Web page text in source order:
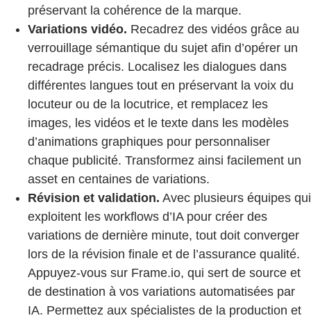
préservant la cohérence de la marque.
Variations vidéo. Recadrez des vidéos grâce au
verrouillage sémantique du sujet afin d’opérer un
recadrage précis. Localisez les dialogues dans
différentes langues tout en préservant la voix du
locuteur ou de la locutrice, et remplacez les
images, les vidéos et le texte dans les modèles
d’animations graphiques pour personnaliser
chaque publicité. Transformez ainsi facilement un
asset en centaines de variations.
Révision et validation. Avec plusieurs équipes qui
exploitent les workflows d’IA pour créer des
variations de dernière minute, tout doit converger
lors de la révision finale et de l’assurance qualité.
Appuyez-vous sur Frame.io, qui sert de source et
de destination à vos variations automatisées par
IA. Permettez aux spécialistes de la production et